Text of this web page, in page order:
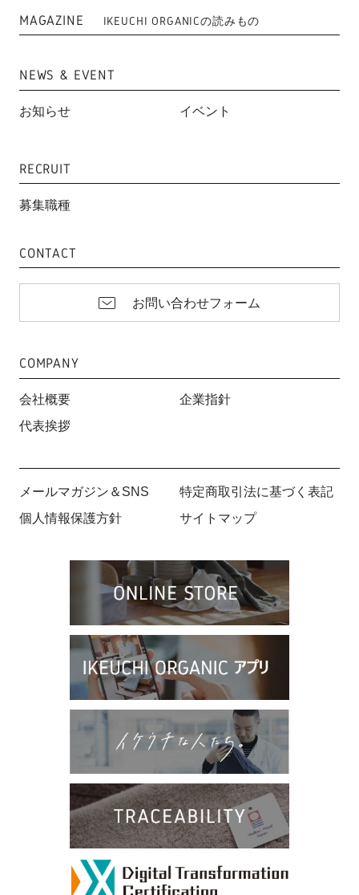
MAGAZINE IKEUCHI ORGANICの読みもの
NEWS & EVENT
お知らせ イベント
RECRUIT
募集職種
CONTACT
お問い合わせフォーム
COMPANY
会社概要
企業指針
代表挨拶
メールマガジン＆SNS
特定商取引法に基づく表記
個人情報保護方針
サイトマップ